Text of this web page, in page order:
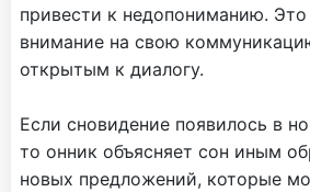
привести к недопониманию. Это
внимание на свою
открытым к диалогу.
Если сновидение появилось в
то онник объясняет сон иным
новых предложений, которые